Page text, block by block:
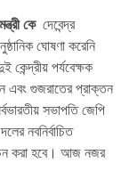
কেদেবেন্দ্র
ঘোষণা করেনি
কেন্দ্রীয় পর্যবেক্ষক
এবং গুজরাতের প্রাক্তন
সভাপতি জেপি
নবনির্বাচিত
করা হবে। আজ নজর